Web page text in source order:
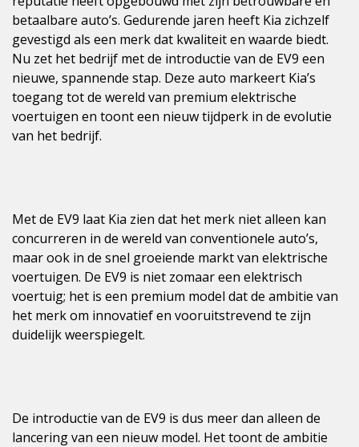
betaalbare auto’s. Gedurende jaren heeft Kia zichzelf
gevestigd als een merk dat kwaliteit en waarde biedt.
Nu zet het bedrijf met de introductie van de EV9 een
nieuwe, spannende stap. Deze auto markeert Kia’s
toegang tot de wereld van premium elektrische
voertuigen en toont een nieuw tijdperk in de evolutie
van het bedrijf.
Met de EV9 laat Kia zien dat het merk niet alleen kan
concurreren in de wereld van conventionele auto’s,
maar ook in de snel groeiende markt van elektrische
voertuigen. De EV9 is niet zomaar een elektrisch
voertuig; het is een premium model dat de ambitie van
het merk om innovatief en vooruitstrevend te zijn
duidelijk weerspiegelt.
De introductie van de EV9 is dus meer dan alleen de
lancering van een nieuw model. Het toont de ambitie